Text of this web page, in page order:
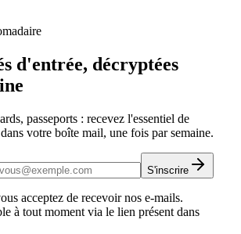
d'entrée, décryptées
passeports : recevez l'essentiel de
votre boîte mail, une fois par semaine.
S'inscrire
acceptez de recevoir nos e-mails.
à tout moment via le lien présent dans